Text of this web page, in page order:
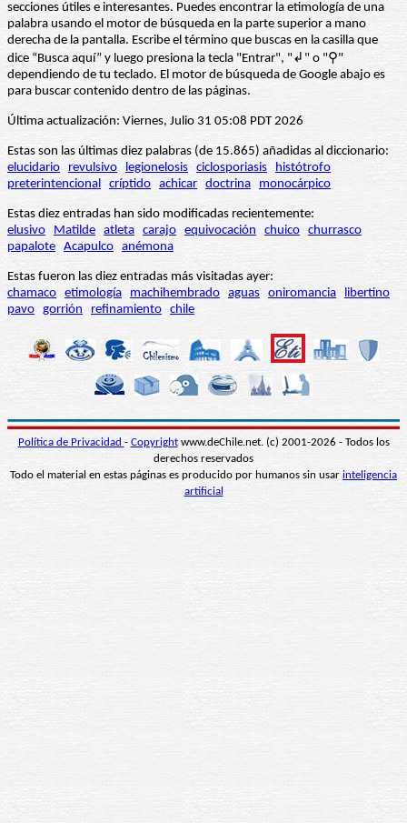
secciones útiles e interesantes. Puedes encontrar la etimología de una
palabra usando el motor de búsqueda en la parte superior a mano
derecha de la pantalla. Escribe el término que buscas en la casilla que
dice “Busca aquí” y luego presiona la tecla "Entrar", "↲" o "⚲"
dependiendo de tu teclado. El motor de búsqueda de Google abajo es
para buscar contenido dentro de las páginas.
Última actualización: Viernes, Julio 31 05:08 PDT 2026
Estas son las últimas diez palabras (de 15.865) añadidas al diccionario:
elucidario
revulsivo legionelosis ciclosporiasis
histótrofo
preterintencional críptido achicar doctrina monocárpico
Estas diez entradas han sido modificadas recientemente:
elusivo
Matilde atleta carajo equivocación chuico churrasco
papalote Acapulco anémona
Estas fueron las diez entradas más visitadas ayer:
chamaco etimología machihembrado aguas oniromancia
libertino
pavo gorrión refinamiento chile
Política de Privacidad - Copyrightwww.deChile.net. (c) 2001-2026 - Todos los
derechos reservados
Todo el material en estas páginas es producido por humanos sin usar inteligencia
artificial